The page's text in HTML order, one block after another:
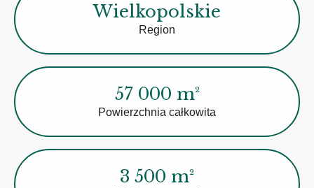
Wielkopolskie
Region
57 000 m²
Powierzchnia całkowita
3 500 m²